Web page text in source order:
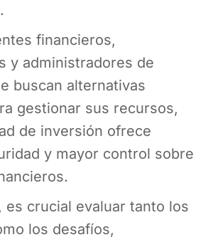
financieros,
y administradores de
buscan alternativas
gestionar sus recursos,
de inversión ofrece
y mayor control sobre
es crucial evaluar tanto los
los desafíos,